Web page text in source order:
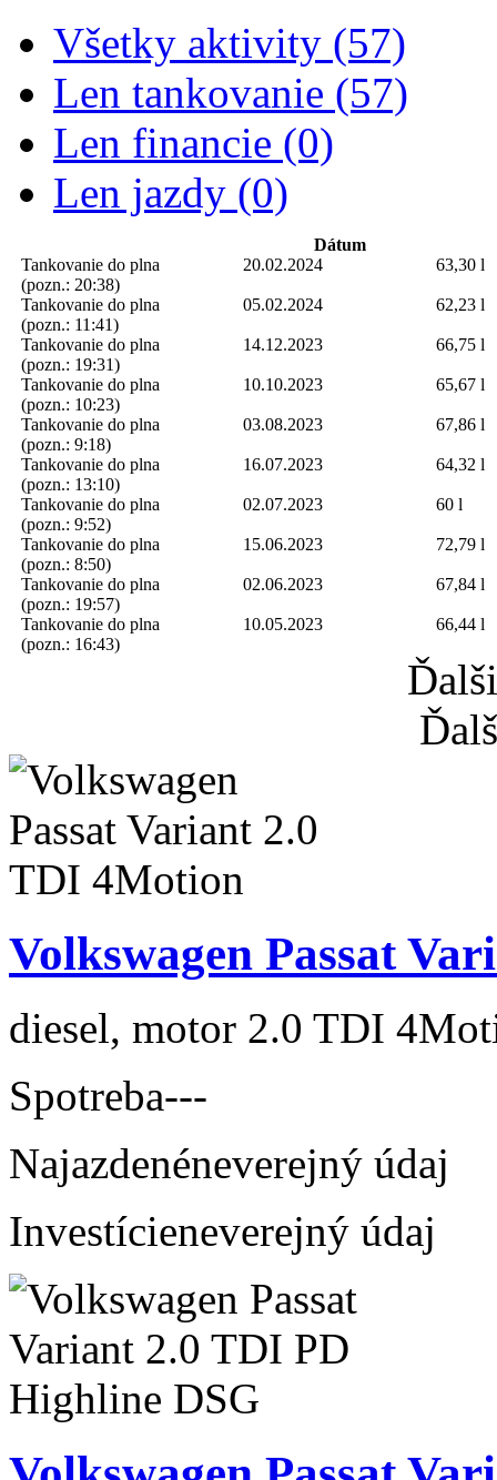
Všetky aktivity (57)
Len tankovanie (57)
Len financie (0)
Len jazdy (0)
Dátum
Tankovanie do plna
20.02.2024
63,30 l
(pozn.: 20:38)
Tankovanie do plna
05.02.2024
62,23 l
(pozn.: 11:41)
Tankovanie do plna
14.12.2023
66,75 l
(pozn.: 19:31)
Tankovanie do plna
10.10.2023
65,67 l
(pozn.: 10:23)
Tankovanie do plna
03.08.2023
67,86 l
(pozn.: 9:18)
Tankovanie do plna
16.07.2023
64,32 l
(pozn.: 13:10)
Tankovanie do plna
02.07.2023
60 l
(pozn.: 9:52)
Tankovanie do plna
15.06.2023
72,79 l
(pozn.: 8:50)
Tankovanie do plna
02.06.2023
67,84 l
(pozn.: 19:57)
Tankovanie do plna
10.05.2023
66,44 l
(pozn.: 16:43)
Volkswagen Passat
diesel, motor 2.0 TDI
Spotreba---
Najazdenéneverejný údaj
Investícieneverejný údaj